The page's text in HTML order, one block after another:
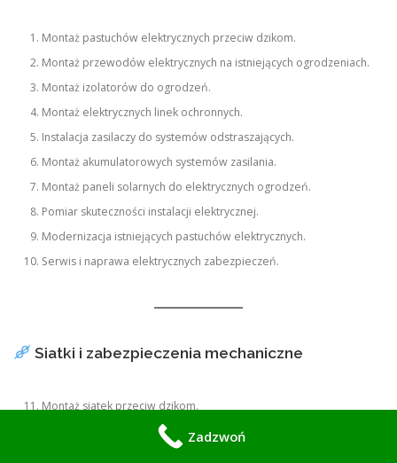
Montaż pastuchów elektrycznych przeciw dzikom.
Montaż przewodów elektrycznych na istniejących ogrodzeniach.
Montaż izolatorów do ogrodzeń.
Montaż elektrycznych linek ochronnych.
Instalacja zasilaczy do systemów odstraszających.
Montaż akumulatorowych systemów zasilania.
Montaż paneli solarnych do elektrycznych ogrodzeń.
Pomiar skuteczności instalacji elektrycznej.
Modernizacja istniejących pastuchów elektrycznych.
Serwis i naprawa elektrycznych zabezpieczeń.
Siatki i zabezpieczenia mechaniczne
Montaż siatek przeciw dzikom.
Naciąganie luźnej siatki ogrodzeniowej.
Zadzwoń